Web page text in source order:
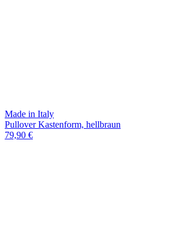
Made in Italy
Pullover Kastenform, hellbraun
79,90 €